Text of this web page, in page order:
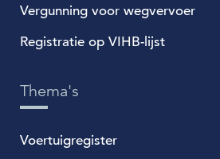
Vergunning voor wegvervoer
Registratie op VIHB-lijst
Thema's
Voertuigregister